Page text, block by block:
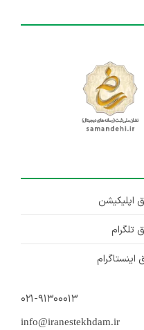
اپلیکیشن
تلگرام
۰۲۱-۹۱۳۰۰۰۱۳
info@iranestekhdam.ir